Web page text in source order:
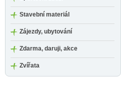
Stavební materiál
Zájezdy, ubytování
Zdarma, daruji, akce
Zvířata